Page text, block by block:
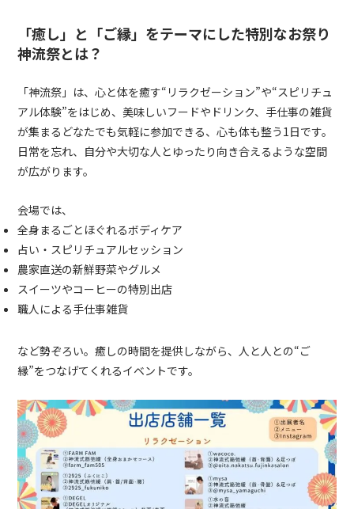
「癒し」と「ご縁」をテーマにした特別なお祭り
神流祭とは？
「神流祭」は、心と体を癒す“リラクゼーション”や“スピリチュ
アル体験”をはじめ、美味しいフードやドリンク、手仕事の雑貨
が集まるどなたでも気軽に参加できる、心も体も整う1日です。
日常を忘れ、自分や大切な人とゆったり向き合えるような空間
が広がります。
会場では、
全身まるごとほぐれるボディケア
占い・スピリチュアルセッション
農家直送の新鮮野菜やグルメ
スイーツやコーヒーの特別出店
職人による手仕事雑貨
など勢ぞろい。癒しの時間を提供しながら、人と人との“ご
縁”をつなげてくれるイベントです。